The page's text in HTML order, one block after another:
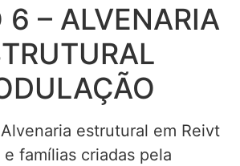
6 – ALVENARIA
estrutural em Reivt
famílias criadas pela